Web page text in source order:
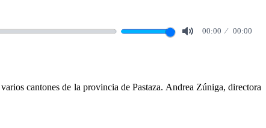
00:00 00:00
cantones de la provincia de Pastaza. Andrea Zúniga, directora